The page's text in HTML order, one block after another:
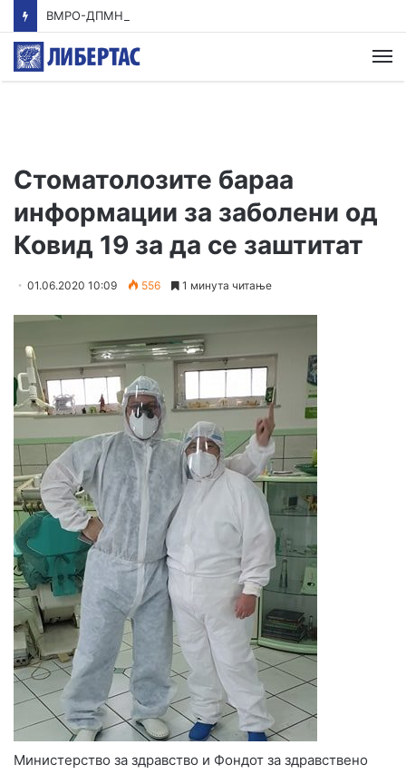
Стоматолозите бараа
информации за заболени од
Ковид 19 за да се заштитат
01.06.2020 10:09 556 1 минута читање
Министерство за здравство и Фондот за здравствено